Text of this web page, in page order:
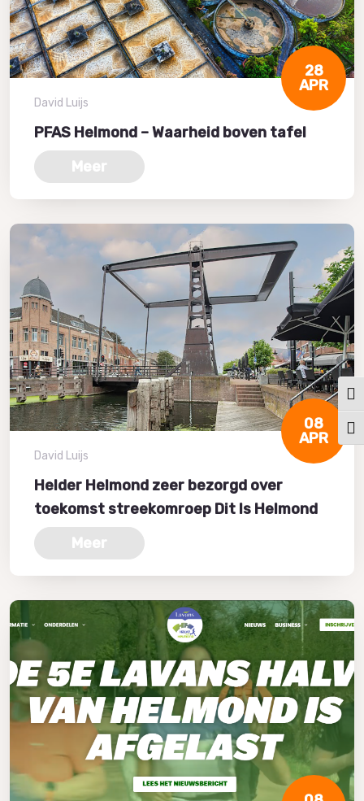
28
APR
David Luijs
PFAS Helmond – Waarheid boven tafel
Meer
08
APR
David Luijs
Helder Helmond zeer bezorgd over
toekomst streekomroep Dit Is Helmond
Meer